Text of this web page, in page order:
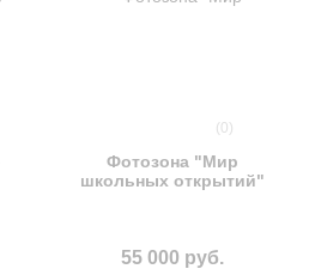
(0)
Фотозона "Мир
школьных открытий"
55 000 руб.